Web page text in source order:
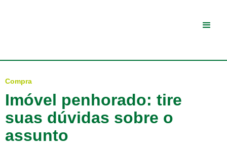
Compra
Imóvel penhorado: tire
suas dúvidas sobre o
assunto